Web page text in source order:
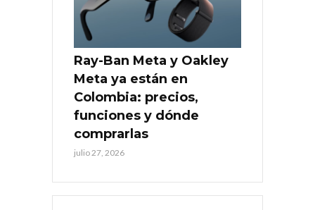
Ray-Ban Meta y Oakley
Meta ya están en
Colombia: precios,
funciones y dónde
comprarlas
julio 27, 2026